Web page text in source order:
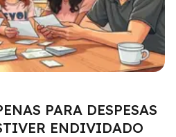
PARA DESPESAS
ENDIVIDADO